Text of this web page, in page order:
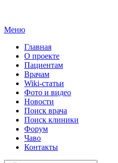
Меню
Главная
О проекте
Пациентам
Врачам
Wiki-статьи
Фото и видео
Новости
Поиск врача
Поиск клиники
Форум
Чаво
Контакты